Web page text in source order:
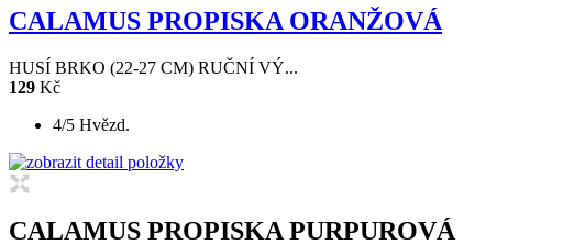
CALAMUS PROPISKA ORANŽOVÁ
HUSÍ BRKO (22-27 CM) RUČNÍ VÝ...
129 Kč
4/5 Hvězd.
CALAMUS PROPISKA PURPUROVÁ